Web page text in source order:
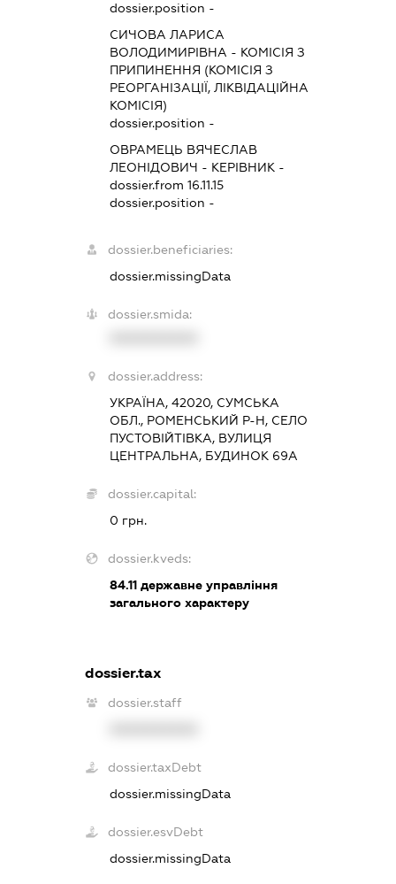
dossier.position -
СИЧОВА ЛАРИСА
ВОЛОДИМИРІВНА - КОМІСІЯ З
ПРИПИНЕННЯ (КОМІСІЯ З
РЕОРГАНІЗАЦІЇ, ЛІКВІДАЦІЙНА
КОМІСІЯ)
dossier.position -
ОВРАМЕЦЬ ВЯЧЕСЛАВ
ЛЕОНІДОВИЧ - КЕРІВНИК -
dossier.from 16.11.15
dossier.position -
dossier.beneficiaries:
dossier.missingData
dossier.smida:
dossier.address:
УКРАЇНА, 42020, СУМСЬКА
ОБЛ., РОМЕНСЬКИЙ Р-Н, СЕЛО
ПУСТОВІЙТІВКА, ВУЛИЦЯ
ЦЕНТРАЛЬНА, БУДИНОК 69А
dossier.capital:
0 грн.
dossier.kveds:
84.11 державне управління
загального характеру
dossier.tax
dossier.staff
dossier.taxDebt
dossier.missingData
dossier.esvDebt
dossier.missingData